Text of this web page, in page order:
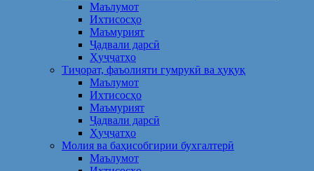
Маълумот
Ихтисосҳо
Маъмурият
Ҷадвали дарсӣ
Ҳуҷҷатҳо
Тиҷорат, фаъолияти гумрукӣ ва ҳуқуқ
Маълумот
Ихтисосҳо
Маъмурият
Ҷадвали дарсӣ
Ҳуҷҷатҳо
Молия ва баҳисобгирии бухгалтерӣ
Маълумот